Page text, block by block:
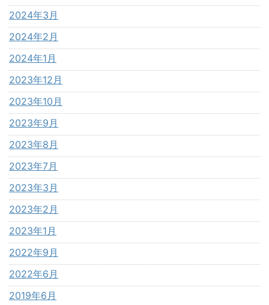
2024年3月
2024年2月
2024年1月
2023年12月
2023年10月
2023年9月
2023年8月
2023年7月
2023年3月
2023年2月
2023年1月
2022年9月
2022年6月
2019年6月